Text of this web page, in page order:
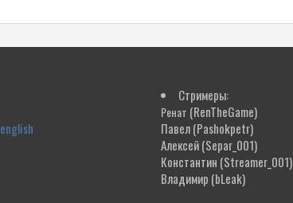
english
Стримеры:
Ренат (RenTheGame)
Павел(Pashokpetr)
Алексей(Separ_001)
Константин (Streamer_001)
Владимир (bLeak)